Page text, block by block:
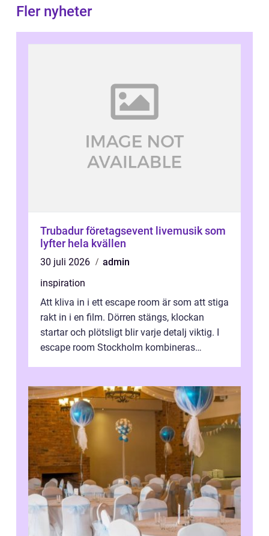
Fler nyheter
Trubadur företagsevent livemusik som
lyfter hela kvällen
30 juli 2026
admin
inspiration
Att kliva in i ett escape room är som att stiga
rakt in i en film. Dörren stängs, klockan
startar och plötsligt blir varje detalj viktig. I
escape room Stockholm kombineras